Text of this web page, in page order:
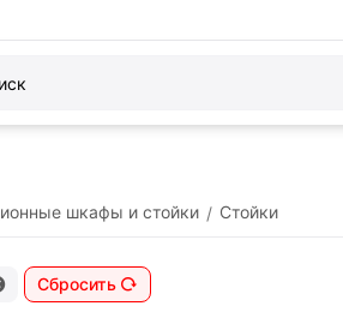
шкафы и стойки / Стойки
Сбросить